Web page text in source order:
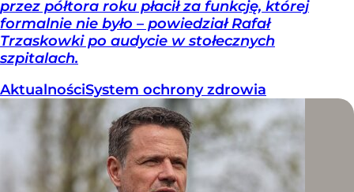
przez półtora roku płacił za funkcję, której
formalnie nie było – powiedział Rafał
Trzaskowki po audycie w stołecznych
szpitalach.
AktualnościSystem ochrony zdrowia